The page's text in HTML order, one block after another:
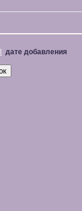
дате добавления